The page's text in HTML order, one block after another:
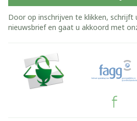
Door op inschrijven te klikken, schrijft
nieuwsbrief en gaat u akkoord met